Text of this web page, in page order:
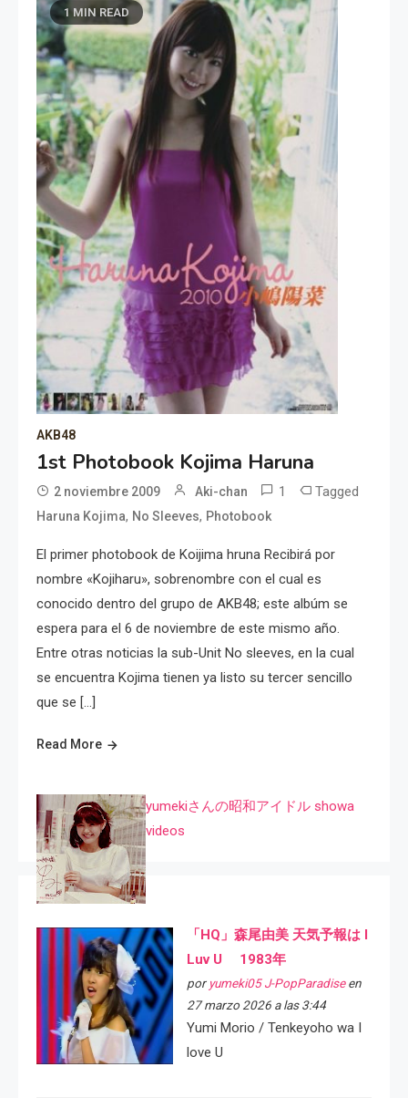
1 MIN READ
AKB48
1st Photobook Kojima Haruna
2 noviembre 2009 Aki-chan 1 Tagged
Haruna Kojima, No Sleeves, Photobook
El primer photobook de Koijima hruna Recibirá por
nombre «Kojiharu», sobrenombre con el cual es
conocido dentro del grupo de AKB48; este albúm se
espera para el 6 de noviembre de este mismo año.
Entre otras noticias la sub-Unit No sleeves, en la cual
se encuentra Kojima tienen ya listo su tercer sencillo
que se […]
Read More
yumekiさんの昭和アイドル showa
videos
「HQ」森尾由美 天気予報は I
Luv U 1983年
por yumeki05 J-PopParadiseen
27 marzo 2026 a las 3:44
Yumi Morio / Tenkeyoho wa I
love U